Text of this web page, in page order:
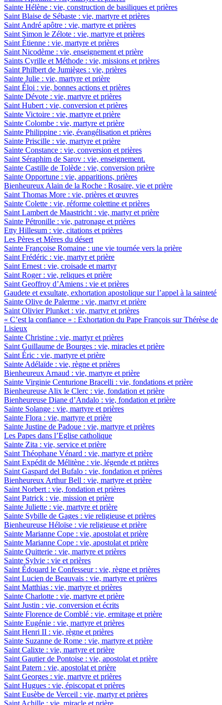
Sainte Hélène : vie, construction de basiliques et prières
Saint Blaise de Sébaste : vie, martyre et prières
Saint André apôtre : vie, martyre et prières
Saint Simon le Zélote : vie, martyre et prières
Saint Étienne : vie, martyre et prières
Saint Nicodème : vie, enseignement et prière
Saints Cyrille et Méthode : vie, missions et prières
Saint Philbert de Jumièges : vie, prières
Sainte Julie : vie, martyre et prière
Saint Éloi : vie, bonnes actions et prières
Sainte Dévote : vie, martyre et prières
Saint Hubert : vie, conversion et prières
Sainte Victoire : vie, martyre et prière
Sainte Colombe : vie, martyre et prière
Sainte Philippine : vie, évangélisation et prières
Sainte Priscille : vie, martyre et prière
Sainte Constance : vie, conversion et prières
Saint Séraphim de Sarov : vie, enseignement.
Sainte Castille de Tolède : vie, conversion prière
Sainte Opportune : vie, apparitions, prières
Bienheureux Alain de la Roche : Rosaire, vie et prière
Saint Thomas More : vie, prières et œuvres
Sainte Colette : vie, réforme colettine et prières
Saint Lambert de Maastricht : vie, martyr et prière
Sainte Pétronille : vie, patronage et prières
Etty Hillesum : vie, citations et prières
Les Pères et Mères du désert
Sainte Françoise Romaine : une vie tournée vers la prière
Saint Frédéric : vie, martyr et prière
Saint Ernest : vie, croisade et martyr
Saint Roger : vie, reliques et prière
Saint Geoffroy d’Amiens : vie et prières
Gaudete et exsultate, exhortation apostolique sur l’appel à la sainteté
Sainte Olive de Palerme : vie, martyr et prière
Saint Olivier Plunket : vie, martyr et prières
« C’est la confiance » : Exhortation du Pape François sur Thérèse de
Lisieux
Sainte Christine : vie, martyr et prières
Saint Guillaume de Bourges : vie, miracles et prière
Saint Éric : vie, martyre et prière
Sainte Adélaïde : vie, règne et prières
Bienheureux Arnaud : vie, martyre et prière
Sainte Virginie Centurione Bracelli : vie, fondations et prière
Bienheureuse Alix le Clerc : vie, fondation et prière
Bienheureuse Diane d’Andalo : vie, fondation et prière
Sainte Solange : vie, martyre et prières
Sainte Flora : vie, martyre et prière
Sainte Justine de Padoue : vie, martyre et prières
Les Papes dans l’Eglise catholique
Sainte Zita : vie, service et prière
Saint Théophane Vénard : vie, martyre et prière
Saint Expédit de Mélitène : vie, légende et prières
Saint Gaspard del Bufalo : vie, fondation et prières
Bienheureux Arthur Bell : vie, martyre et prière
Saint Norbert : vie, fondation et prières
Saint Patrick : vie, mission et prière
Sainte Juliette : vie, martyre et prière
Sainte Sybille de Gages : vie religieuse et prières
Bienheureuse Héloïse : vie religieuse et prière
Sainte Marianne Cope : vie, apostolat et prière
Sainte Marianne Cope : vie, apostolat et prière
Sainte Quitterie : vie, martyre et prières
Sainte Sylvie : vie et prières
Saint Édouard le Confesseur : vie, règne et prières
Saint Lucien de Beauvais : vie, martyre et prières
Saint Matthias : vie, martyre et prières
Sainte Charlotte : vie, martyre et prière
Saint Justin : vie, conversion et écrits
Sainte Florence de Comblé : vie, ermitage et prière
Sainte Eugénie : vie, martyre et prières
Saint Henri II : vie, règne et prières
Sainte Suzanne de Rome : vie, martyre et prière
Saint Calixte : vie, martyre et prière
Saint Gautier de Pontoise : vie, apostolat et prière
Saint Patern : vie, apostolat et prière
Saint Georges : vie, martyre et prières
Saint Hugues : vie, épiscopat et prières
Saint Eusèbe de Verceil : vie, martyr et prières
Saint Achille : vie, miracle et prière